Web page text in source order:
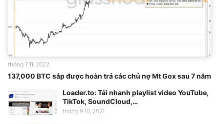
137,000 BTC sắp được hoàn trả các chủ nợ Mt Gox sau 7 năm
tháng 7 11, 2022
Loader.to: Tải nhanh playlist video YouTube,
TikTok, SoundCloud,…
tháng 9 10, 2021